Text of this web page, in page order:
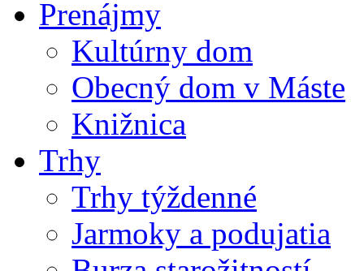
Prenájmy
Kultúrny dom
Obecný dom v Máste
Knižnica
Trhy
Trhy týždenné
Jarmoky a podujatia